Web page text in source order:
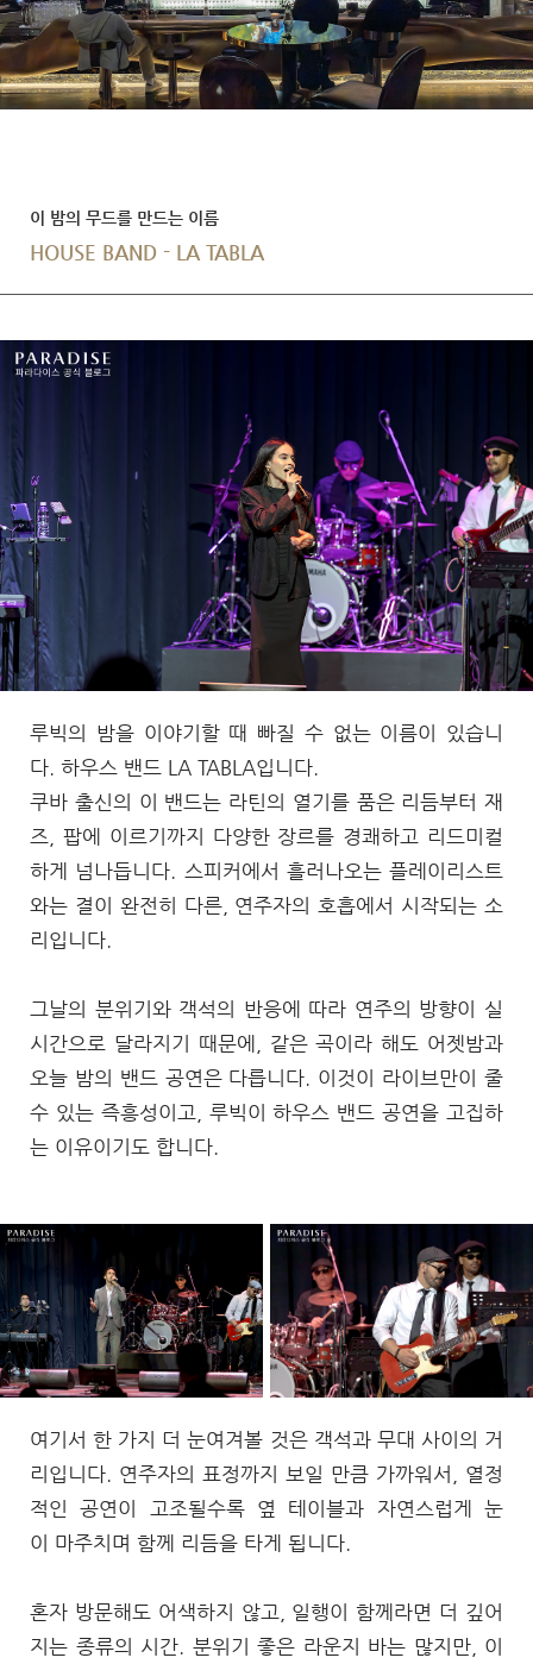
이 밤의 무드를 만드는 이름
HOUSE BAND - LA TABLA
루빅의 밤을 이야기할 때 빠질 수 없는 이름이 있습니
다. 하우스 밴드 LA TABLA입니다.
쿠바 출신의 이 밴드는 라틴의 열기를 품은 리듬부터 재
즈, 팝에 이르기까지 다양한 장르를 경쾌하고 리드미컬
하게 넘나듭니다. 스피커에서 흘러나오는 플레이리스트
와는 결이 완전히 다른, 연주자의 호흡에서 시작되는 소
리입니다.
그날의 분위기와 객석의 반응에 따라 연주의 방향이 실
시간으로 달라지기 때문에, 같은 곡이라 해도 어젯밤과
오늘 밤의 밴드 공연은 다릅니다. 이것이 라이브만이 줄
수 있는 즉흥성이고, 루빅이 하우스 밴드 공연을 고집하
는 이유이기도 합니다.
여기서 한 가지 더 눈여겨볼 것은 객석과 무대 사이의 거
리입니다. 연주자의 표정까지 보일 만큼 가까워서, 열정
적인 공연이 고조될수록 옆 테이블과 자연스럽게 눈
이 마주치며 함께 리듬을 타게 됩니다.
혼자 방문해도 어색하지 않고, 일행이 함께라면 더 깊어
지는 종류의 시간. 분위기 좋은 라운지 바는 많지만, 이